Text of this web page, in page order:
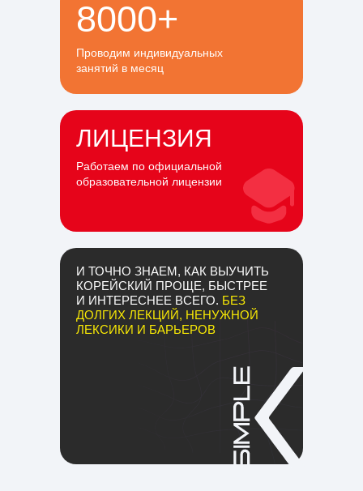
И ТОЧНО ЗНАЕМ, КАК ВЫУЧИТЬ
КОРЕЙСКИЙ ПРОЩЕ, БЫСТРЕЕ
И ИНТЕРЕСНЕЕ ВСЕГО. БЕЗ
ДОЛГИХ ЛЕКЦИЙ, НЕНУЖНОЙ
ЛЕКСИКИ И БАРЬЕРОВ
8000+
Проводим индивидуальных
занятий в месяц
ЛИЦЕНЗИЯ
Работаем по официальной
образовательной лицензии